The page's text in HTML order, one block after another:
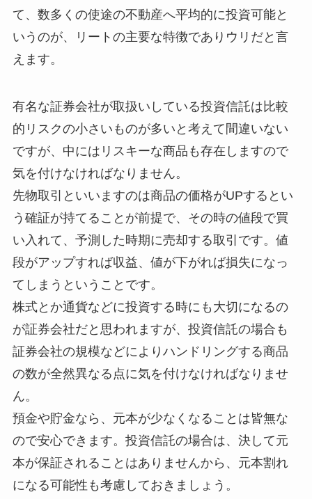
て、数多くの使途の不動産へ平均的に投資可能と
いうのが、リートの主要な特徴でありウリだと言
えます。
有名な証券会社が取扱いしている投資信託は比較
的リスクの小さいものが多いと考えて間違いない
ですが、中にはリスキーな商品も存在しますので
気を付けなければなりません。
先物取引といいますのは商品の価格がUPするとい
う確証が持てることが前提で、その時の値段で買
い入れて、予測した時期に売却する取引です。値
段がアップすれば収益、値が下がれば損失になっ
てしまうということです。
株式とか通貨などに投資する時にも大切になるの
が証券会社だと思われますが、投資信託の場合も
証券会社の規模などによりハンドリングする商品
の数が全然異なる点に気を付けなければなりませ
ん。
預金や貯金なら、元本が少なくなることは皆無な
ので安心できます。投資信託の場合は、決して元
本が保証されることはありませんから、元本割れ
になる可能性も考慮しておきましょう。